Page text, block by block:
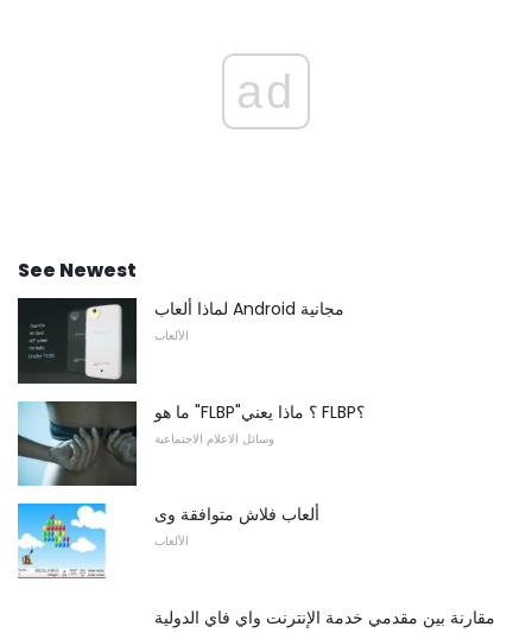
ad
See Newest
لماذا ألعاب Android مجانية
الألعاب
ما هو "FLBP"؟ ماذا يعني FLBP؟
وسائل الاعلام الاجتماعية
ألعاب فلاش متوافقة وى
الألعاب
مقارنة بين مقدمي خدمة الإنترنت واي فاي الدولية